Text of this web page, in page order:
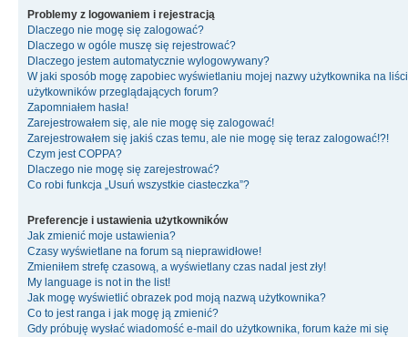
Problemy z logowaniem i rejestracją
Dlaczego nie mogę się zalogować?
Dlaczego w ogóle muszę się rejestrować?
Dlaczego jestem automatycznie wylogowywany?
W jaki sposób mogę zapobiec wyświetlaniu mojej nazwy użytkownika na
użytkowników przeglądających forum?
Zapomniałem hasła!
Zarejestrowałem się, ale nie mogę się zalogować!
Zarejestrowałem się jakiś czas temu, ale nie mogę się teraz zalogować!?!
Czym jest COPPA?
Dlaczego nie mogę się zarejestrować?
Co robi funkcja „Usuń wszystkie ciasteczka”?
Preferencje i ustawienia użytkowników
Jak zmienić moje ustawienia?
Czasy wyświetlane na forum są nieprawidłowe!
Zmieniłem strefę czasową, a wyświetlany czas nadal jest zły!
My language is not in the list!
Jak mogę wyświetlić obrazek pod moją nazwą użytkownika?
Co to jest ranga i jak mogę ją zmienić?
Gdy próbuję wysłać wiadomość e-mail do użytkownika, forum każe mi się